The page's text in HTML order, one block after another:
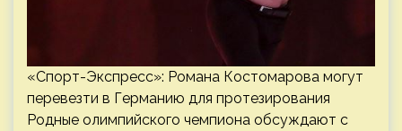
«Спорт-Экспресс»: Романа Костомарова могут
перевезти в Германию для протезирования
Родные олимпийского чемпиона обсуждают с